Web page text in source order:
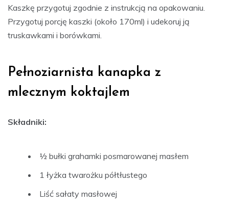
Kaszkę przygotuj zgodnie z instrukcją na opakowaniu.
Przygotuj porcję kaszki (około 170ml) i udekoruj ją
truskawkami i borówkami.
Pełnoziarnista kanapka z
mlecznym koktajlem
Składniki:
½ bułki grahamki posmarowanej masłem
1 łyżka twarożku półtłustego
Liść sałaty masłowej